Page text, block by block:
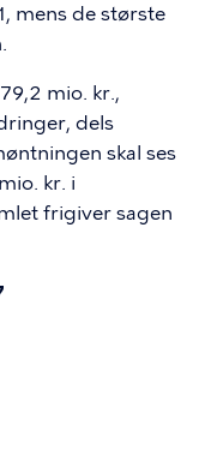
mens de største
mio. kr.,
dels
skal ses
kr. i
frigiver sagen